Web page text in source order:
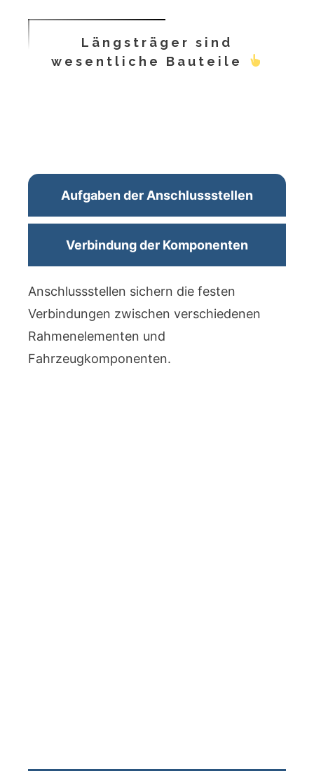
Längsträger sind
wesentliche Bauteile
Aufgaben der Anschlussstellen
Verbindung der Komponenten
Anschlussstellen sichern die festen
Verbindungen zwischen verschiedenen
Rahmenelementen und
Fahrzeugkomponenten.